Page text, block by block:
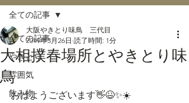
全ての記事
やきとり
雰囲気
飲み物
全ての記事
大相撲春場所とやきとり味
鳥
大阪やきとり味鳥 三代目
2019年3月26日 読了時間: 1分
おはようございます👋😆✨☀️